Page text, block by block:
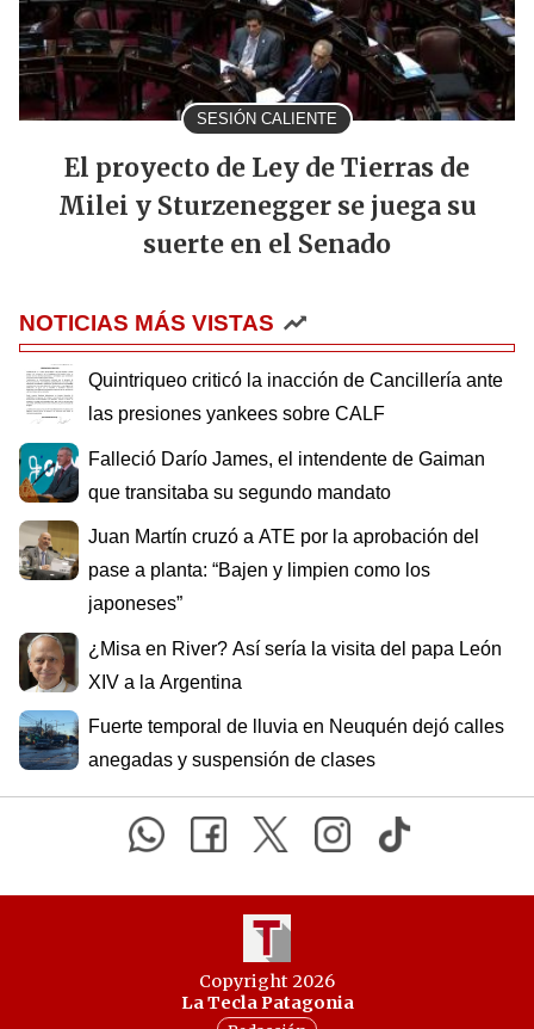
SESIÓN CALIENTE
El proyecto de Ley de Tierras de
Milei y Sturzenegger se juega su
suerte en el Senado
NOTICIAS MÁS VISTAS
Quintriqueo criticó la inacción de Cancillería ante
las presiones yankees sobre CALF
Falleció Darío James, el intendente de Gaiman
que transitaba su segundo mandato
Juan Martín cruzó a ATE por la aprobación del
pase a planta: “Bajen y limpien como los
japoneses”
¿Misa en River? Así sería la visita del papa León
XIV a la Argentina
Fuerte temporal de lluvia en Neuquén dejó calles
anegadas y suspensión de clases
Copyright 2026
La Tecla Patagonia